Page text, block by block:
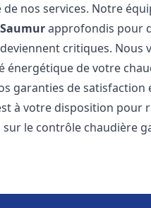
nos services. Notre
Saumurapprofondis pour
critiques. Nous
énergétique de votre
garanties de satisfaction
à votre disposition pour
le contrôle chaudière